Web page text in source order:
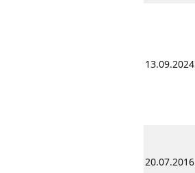
13.09.2024
20.07.2016